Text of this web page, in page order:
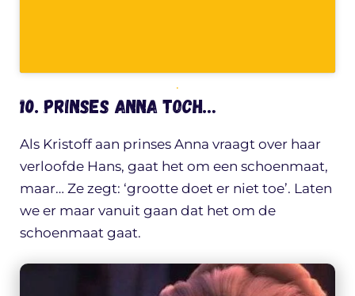
.
10. Prinses Anna toch…
Als Kristoff aan prinses Anna vraagt over haar
verloofde Hans, gaat het om een schoenmaat,
maar… Ze zegt: ‘grootte doet er niet toe’. Laten
we er maar vanuit gaan dat het om de
schoenmaat gaat.